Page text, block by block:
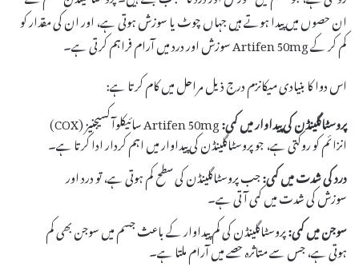
ان حصوں میں پیدا ہوتے ہیں جہاں چوٹ یا سوزش ہوتی ہے، اور ان کی مقدار کو
کم کر کے Artifen 50mg سوزش اور درد میں آرام فراہم کرتی ہے۔
اس دوا کا بنیادی میکانزم درج ذیل مراحل میں کام کرتا ہے:
پروسٹاگلینڈن کی پیداوار میں کمی:
Artifen 50mg سائیکلوآکسیجنیز (COX)
انزائم کو روکتی ہے، جو پروسٹاگلینڈن کی پیداوار میں اہم کردار ادا کرتا ہے۔
درد کی شدت میں کمی:جب پروسٹاگلینڈن کی سطح کم ہوتی ہے، تو درد اور
سوزش کی شدت میں کمی آتی ہے۔
سوجن میں کمی:پروسٹاگلینڈن کی کم پیداوار کے باعث جسم میں سوجن بھی کم
ہوتی ہے، جس سے متاثرہ حصے میں آرام ملتا ہے۔